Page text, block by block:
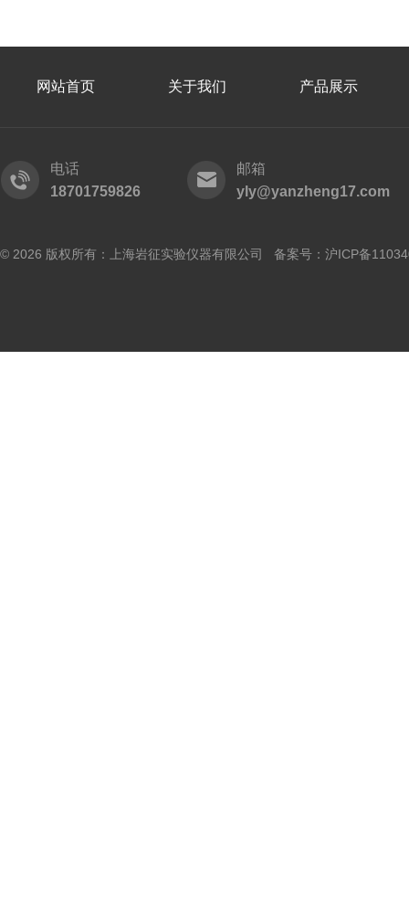
网站首页 关于我们 产品展示
电话
18701759826
邮箱
yly@yanzheng17.com
© 2026 版权所有：上海岩征实验仪器有限公司 备案号： 沪ICP备